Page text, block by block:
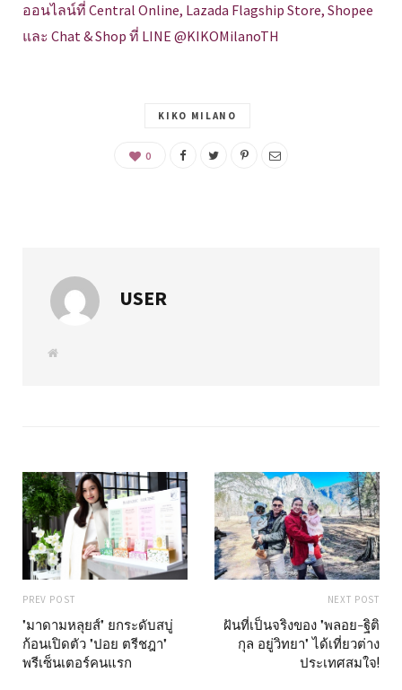
ออนไลน์ที่ Central Online, Lazada Flagship Store, Shopee
และ Chat & Shop ที่ LINE @KIKOMilanoTH
KIKO MILANO
0
USER
W
PREV POST
"มาดามหลุยส์" ยกระดับสบู่
ก้อนเปิดตัว "ปอย ตรีชฎา"
พรีเซ็นเตอร์คนแรก
NEXT POST
ฝันที่เป็นจริงของ "พลอย-ฐิติ
กุล อยู่วิทยา" ได้เที่ยวต่าง
ประเทศสมใจ!